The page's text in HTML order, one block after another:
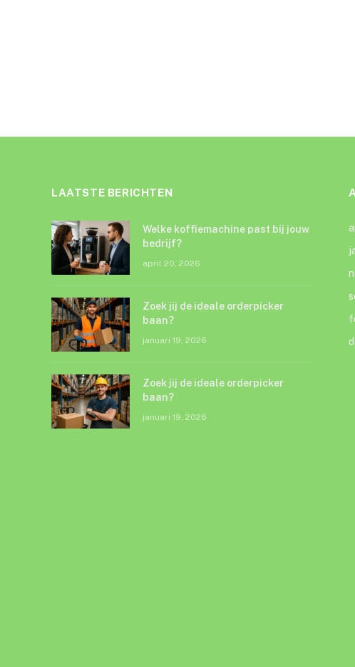
LAATSTE BERICHTEN
Welke koffiemachine past bij jouw
bedrijf?
april 20, 2026
Zoek jij de ideale orderpicker
baan?
januari 19, 2026
Zoek jij de ideale orderpicker
baan?
januari 19, 2026